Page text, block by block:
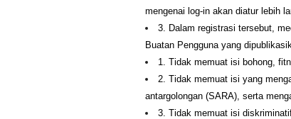
mengenai log-in akan diatur lebih
3. Dalam registrasi tersebut,
Buatan Pengguna yang
1. Tidak memuat isi bohong,
2. Tidak memuat isi yang
antargolongan (SARA), serta
3. Tidak memuat isi